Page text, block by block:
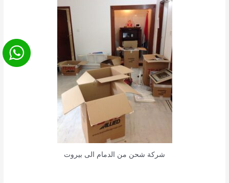
شركة شحن من الدمام الى بيروت